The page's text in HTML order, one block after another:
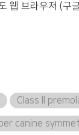
브라우저 (구
Class II
canine